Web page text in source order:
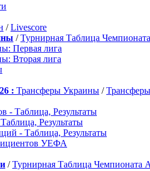
/Livescore
/Турнирная Таблица
Первая лига
Вторая лига
: Трансферы Украины /
- Таблица, Результаты
Результаты
- Таблица, Результаты
УЕФА
/Турнирная Таблица Чемпионата